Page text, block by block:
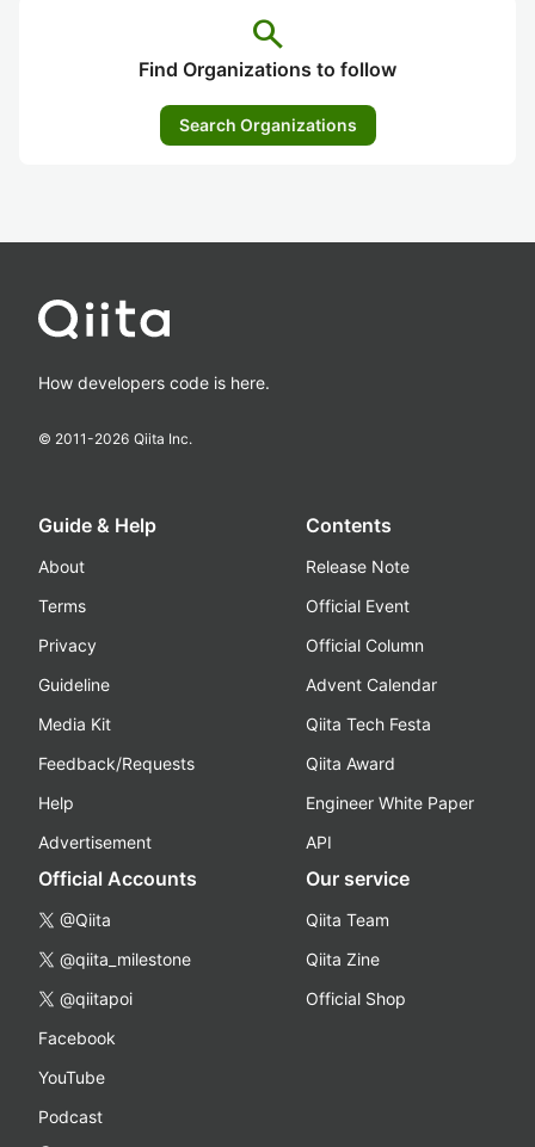
search
Find Organizations to follow
Search Organizations
How developers code is here.
© 2011-2026 Qiita Inc.
Guide & Help
About
Terms
Privacy
Guideline
Media Kit
Feedback/Requests
Help
Advertisement
Contents
Release Note
Official Event
Official Column
Advent Calendar
Qiita Tech Festa
Qiita Award
Engineer White Paper
API
Official Accounts
@Qiita
@qiita_milestone
@qiitapoi
Facebook
YouTube
Podcast
Our service
Qiita Team
Qiita Zine
Official Shop